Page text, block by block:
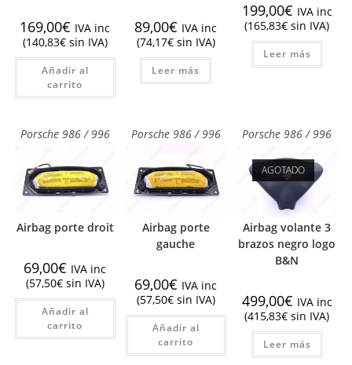
169,00€ IVA inc
(140,83€sin IVA)
Añadir al
carrito
89,00€ IVA inc
(74,17€sin IVA)
Leer más
199,00€ IVA inc
(165,83€ sin IVA)
Leer más
Porsche 986 / 996
Airbag porte droit
69,00€ IVA inc
(57,50€sin IVA)
Añadir al
carrito
Porsche 986 / 996
Airbag porte
gauche
69,00€ IVA inc
(57,50€sin IVA)
Añadir al
carrito
Porsche 986 / 996
AGOTADO
Airbag volante 3
brazos negro logo
B&N
499,00€ IVA inc
(415,83€ sin IVA)
Leer más